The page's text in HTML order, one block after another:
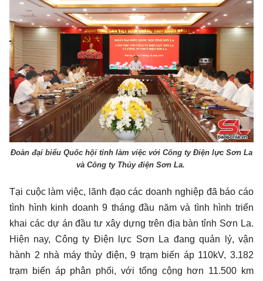
Đoàn đại biểu Quốc hội tỉnh làm việc với Công ty Điện lực Sơn La
và Công ty Thủy điện Sơn La.
Tại cuộc làm việc, lãnh đạo các doanh nghiệp đã báo cáo
tình hình kinh doanh 9 tháng đầu năm và tình hình triển
khai các dự án đầu tư xây dựng trên địa bàn tỉnh Sơn La.
Hiện nay, Công ty Điện lực Sơn La đang quản lý, vận
hành 2 nhà máy thủy điện, 9 trạm biến áp 110kV, 3.182
trạm biến áp phân phối, với tổng cộng hơn 11.500 km